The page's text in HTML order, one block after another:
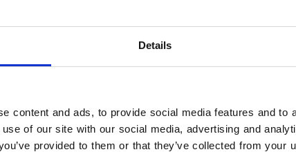
Details
content and ads, to provide social media features and to
of our site with our social media, advertising and
provided to them or that they’ve collected from your
259KR
✓ Fri frakt över 399 kr
✓ Betala direkt eller
Läs mer